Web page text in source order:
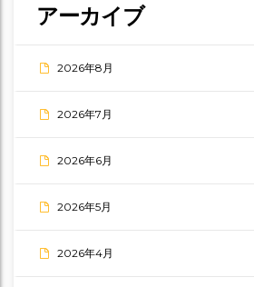
アーカイブ
2026年8月
2026年7月
2026年6月
2026年5月
2026年4月